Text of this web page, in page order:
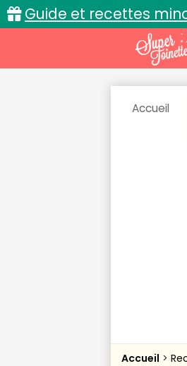
Guide et recettes
Accueil
Accueil